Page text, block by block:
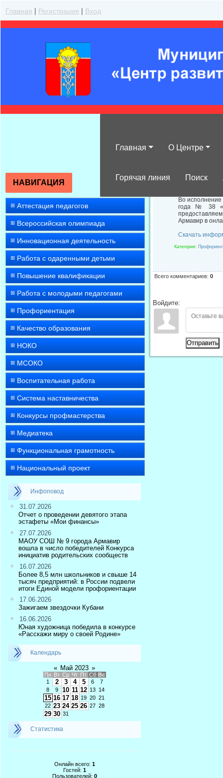
Главная | Регистрация | Вход
Главная О Центре
Горячая линия Поиск
НАВИГАЦИЯ
Аттестация педагогов
Всероссийская олимпиада
Инновационная деятельность
Работа с одаренными детьми
Повышение квалификации
Работа с молодыми педагогами
Профориентация
Качество образования
НОКО
МСОКО
Воспитательная работа
Система наставничества
Конкурсы профмастерства
Медиатека
Функциональная грамотность
Национальный проект
Инфоповод
31.07.2026
Отчет о проведении девятого этапа
эстафеты «Мои финансы»
27.07.2026
МАОУ СОШ № 9 города Армавир
вошла в число победителей Конкурса
инициатив родительских сообществ
16.07.2026
Более 8,5 млн школьников и свыше 14
тысяч предприятий: в России подвели
итоги Единой модели профориентации
17.06.2026
Зажигаем звездочки Кубани
16.06.2026
Юная художница победила в конкурсе
«Расскажи миру о своей Родине»
Календарь
« Май 2023 »
Пн Вт Ср Чт Пт Сб Вс
1
2 3 4 5 6
7
8
9 10 11 12 13 14
15 16 17 18 19 20 21
22 23 24 25 26 27 28
29 30 31
Статистика
Онлайн всего: 1
Гостей: 1
Пользователей: 0
Во
года № 38
Армавир в
Скачать
Категория:
Всего комментариев: 0
Войдите:
Отправить